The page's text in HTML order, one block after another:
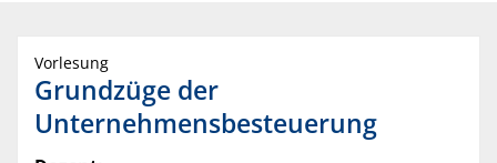
Vorlesung
Grundzüge der
Unternehmensbesteuerung